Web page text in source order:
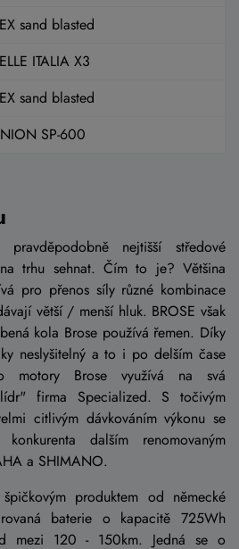
sand blasted
ITALIA X3
sand blasted
SP-600
pravděpodobně nejtišší středové
trhu sehnat. Čím to je? Většina
pro přenos síly různé kombinace
větší / menší hluk. BROSE však
kola Brose používá řemen. Díky
neslyšitelný a to i po delším čase
motory Brose využívá na svá
firma Specialized. S točivým
citlivým dávkováním výkonu se
dalším renomovaným
a SHIMANO.
produktem od německé
baterie o kapacitě 725Wh
mezi 120 - 150km. Jedná se o